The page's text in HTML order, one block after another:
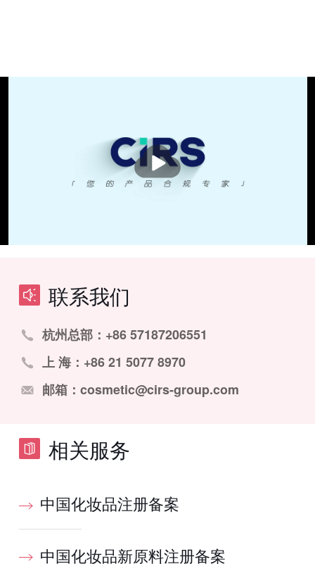
播
放
联系我们
杭州总部：+86 57187206551
上 海：+86 21 5077 8970
邮箱：cosmetic@cirs-group.com
相关服务
中国化妆品注册备案
中国化妆品新原料注册备案